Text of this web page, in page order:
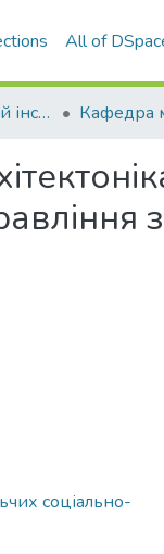
All of
Навчально-науковий інститут економіки, управління, права та інформаційних технологій Кафедра
соціально-